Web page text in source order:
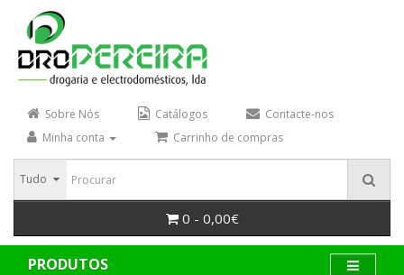
Sobre Nós Catálogos
Contacte-nos
Minha conta
Carrinho de compras
Tudo
0 - 0,00€
PRODUTOS